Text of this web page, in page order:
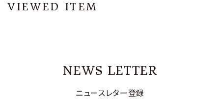
VIEWED ITEM
NEWS LETTER
ニュースレター登録